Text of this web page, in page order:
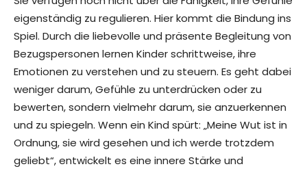
eigenständig zu regulieren. Hier kommt die Bindung ins
Spiel. Durch die liebevolle und präsente Begleitung von
Bezugspersonen lernen Kinder schrittweise, ihre
Emotionen zu verstehen und zu steuern. Es geht dabei
weniger darum, Gefühle zu unterdrücken oder zu
bewerten, sondern vielmehr darum, sie anzuerkennen
und zu spiegeln. Wenn ein Kind spürt: „Meine Wut ist in
Ordnung, sie wird gesehen und ich werde trotzdem
geliebt“, entwickelt es eine innere Stärke und